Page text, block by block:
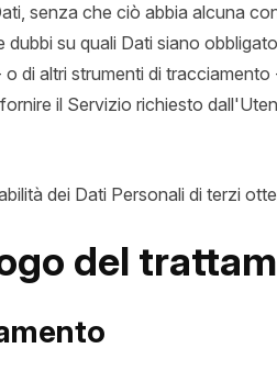
senza che ciò abbia alcuna
su quali Dati siano
o di altri strumenti di
il Servizio richiesto
dei Dati Personali di terzi
del